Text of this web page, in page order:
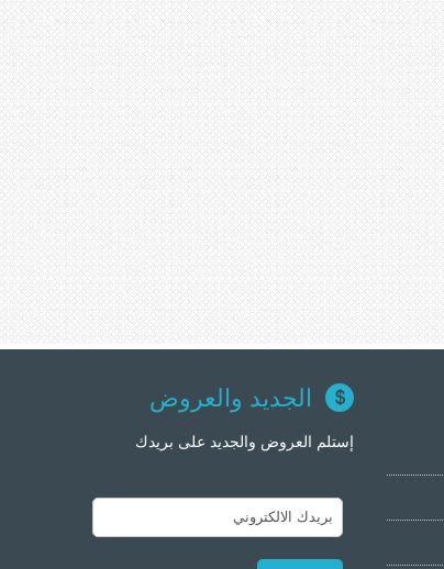
الجديد والعروض
إستلم العروض والجديد على بريدك